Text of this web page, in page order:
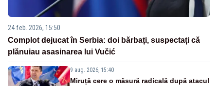
24 feb. 2026, 15:50
Complot dejucat în Serbia: doi bărbați, suspectați că
plănuiau asasinarea lui Vučić
9 aug. 2026, 15:40
Miruță cere o măsură radicală după atacul